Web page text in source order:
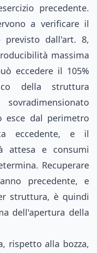
precedente.
a verificare il
previsto dall'art. 8,
massima
eccedere il 105%
della struttura
esce dal perimetro
eccedente, e il
attesa e consumi
Recuperare
precedente, e
struttura, è quindi
dell'apertura della
rispetto alla bozza,